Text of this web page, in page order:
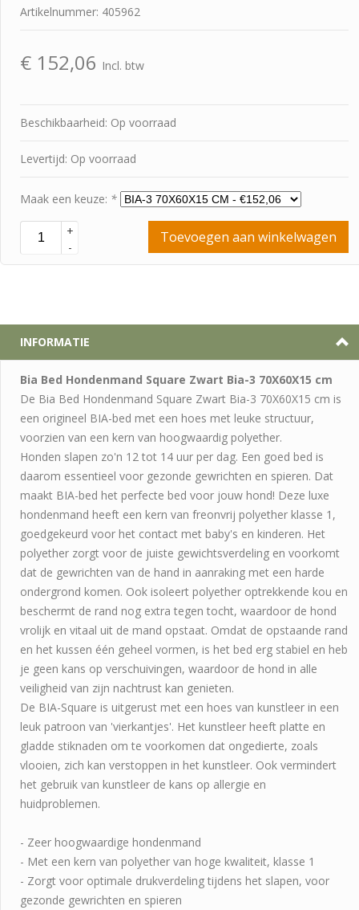
Artikelnummer: 405962
€ 152,06 Incl. btw
Beschikbaarheid: Op voorraad
Levertijd: Op voorraad
Maak een keuze: *
+
-
Toevoegen aan winkelwagen
INFORMATIE
Bia Bed Hondenmand Square Zwart Bia-3 70X60X15 cm
De Bia Bed Hondenmand Square Zwart Bia-3 70X60X15 cm is
een origineel BIA-bed met een hoes met leuke structuur,
voorzien van een kern van hoogwaardig polyether.
Honden slapen zo'n 12 tot 14 uur per dag. Een goed bed is
daarom essentieel voor gezonde gewrichten en spieren. Dat
maakt BIA-bed het perfecte bed voor jouw hond! Deze luxe
hondenmand heeft een kern van freonvrij polyether klasse 1,
goedgekeurd voor het contact met baby's en kinderen. Het
polyether zorgt voor de juiste gewichtsverdeling en voorkomt
dat de gewrichten van de hand in aanraking met een harde
ondergrond komen. Ook isoleert polyether optrekkende kou en
beschermt de rand nog extra tegen tocht, waardoor de hond
vrolijk en vitaal uit de mand opstaat. Omdat de opstaande rand
en het kussen één geheel vormen, is het bed erg stabiel en heb
je geen kans op verschuivingen, waardoor de hond in alle
veiligheid van zijn nachtrust kan genieten.
De BIA-Square is uitgerust met een hoes van kunstleer in een
leuk patroon van 'vierkantjes'. Het kunstleer heeft platte en
gladde stiknaden om te voorkomen dat ongedierte, zoals
vlooien, zich kan verstoppen in het kunstleer. Ook vermindert
het gebruik van kunstleer de kans op allergie en
huidproblemen.
- Zeer hoogwaardige hondenmand
- Met een kern van polyether van hoge kwaliteit, klasse 1
- Zorgt voor optimale drukverdeling tijdens het slapen, voor
gezonde gewrichten en spieren